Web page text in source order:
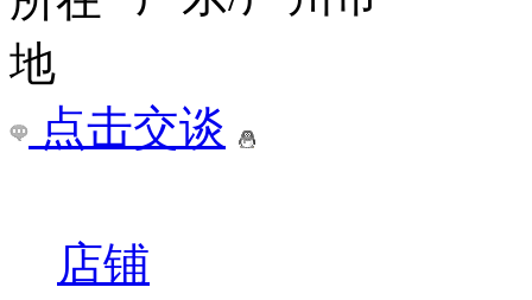
点击交谈
店铺